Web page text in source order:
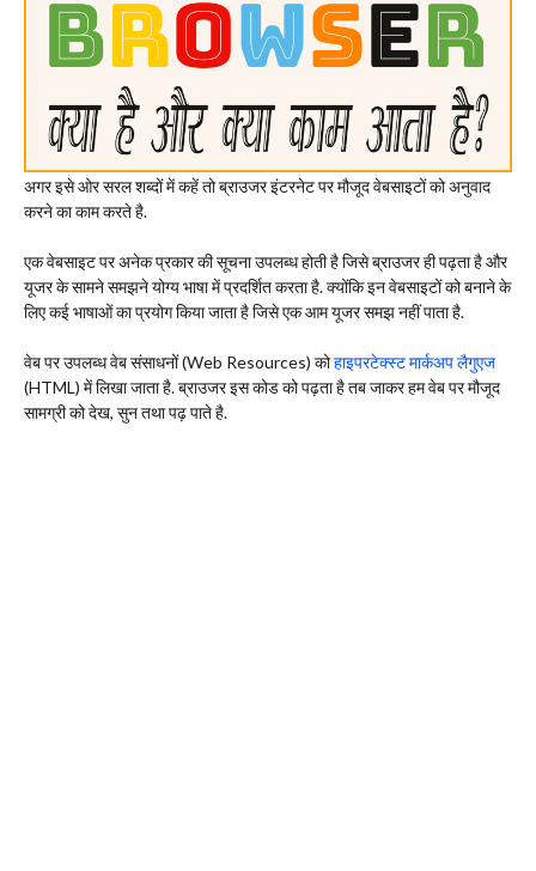
अगर इसे ओर सरल शब्दों में कहें तो ब्राउजर इंटरनेट पर मौजूद वेबसाइटों को अनुवाद
करने का काम करते है.
एक वेबसाइट पर अनेक प्रकार की सूचना उपलब्ध होती है जिसे ब्राउजर ही पढ़ता है और
यूजर के सामने समझने योग्य भाषा में प्रदर्शित करता है. क्योंकि इन वेबसाइटों को बनाने के
लिए कई भाषाओं का प्रयोग किया जाता है जिसे एक आम यूजर समझ नहीं पाता है.
वेब पर उपलब्ध वेब संसाधनों (Web Resources) कोहाइपरटेक्स्ट मार्कअप लैगुएज
(HTML) में लिखा जाता है. ब्राउजर इस कोड को पढ़ता है तब जाकर हम वेब पर मौजूद
सामग्री को देख, सुन तथा पढ़ पाते है.